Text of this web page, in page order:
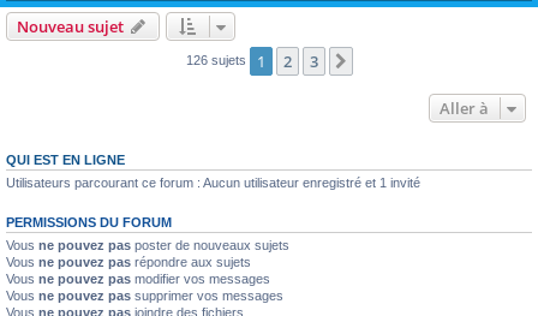
Nouveau sujet
126 sujets 1 2 3
Aller à
QUI EST EN LIGNE
Utilisateurs parcourant ce forum : Aucun utilisateur enregistré et 1 invité
PERMISSIONS DU FORUM
Vous ne pouvez pas poster de nouveaux sujets
Vous ne pouvez pas répondre aux sujets
Vous ne pouvez pas modifier vos messages
Vous ne pouvez pas supprimer vos messages
Vous ne pouvez pas joindre des fichiers